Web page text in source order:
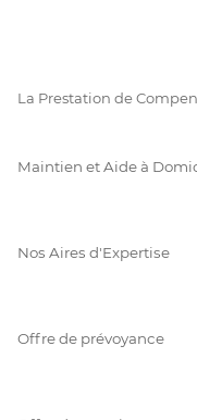
La Prestation de
Maintien et Aide à
Nos Aires d'Expertise
Offre de prévoyance